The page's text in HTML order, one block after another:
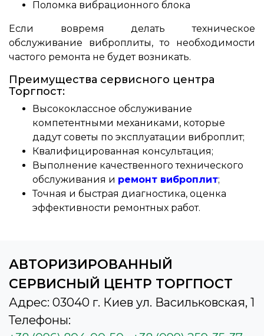
Поломка вибрационного блока
Если вовремя делать техническое
обслуживание виброплиты, то необходимости
частого ремонта не будет возникать.
Преимущества сервисного центра
Торгпост:
Высококлассное обслуживание
компетентными механиками, которые
дадут советы по эксплуатации виброплит;
Квалифицированная консультация;
Выполнение качественного технического
обслуживания и ремонт виброплит;
Точная и быстрая диагностика, оценка
эффективности ремонтных работ.
АВТОРИЗИРОВАННЫЙ
СЕРВИСНЫЙ ЦЕНТР ТОРГПОСТ
Адрес: 03040 г. Киев ул. Васильковская, 1
Телефоны: